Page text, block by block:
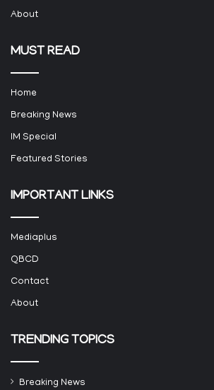
About
MUST READ
Home
Breaking News
IM Special
Featured Stories
IMPORTANT LINKS
Mediaplus
QBCD
Contact
About
TRENDING TOPICS
Breaking News